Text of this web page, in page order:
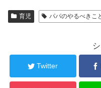
育児 パパのやるべきこ
Twitter